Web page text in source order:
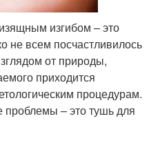
изгибом – это
всем посчастливилось
от природы,
приходится
процедурам.
– это тушь для